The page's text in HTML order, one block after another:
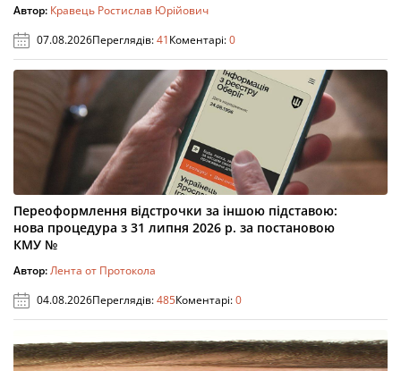
Автор: Кравець Ростислав Юрійович
07.08.2026Переглядів:41Коментарі:0
Переоформлення відстрочки за іншою підставою:
нова процедура з 31 липня 2026 р. за постановою
КМУ №
Автор:Лента от Протокола
04.08.2026Переглядів:485Коментарі:0